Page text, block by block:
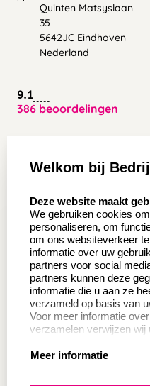
Quinten Matsyslaan
35
5642JC Eindhoven
Nederland
9.1
386 beoordelingen
Aanvraag op maat
Wederverkoper
worden
Sale
Betaling & Verzending
Productinformatie:
Instructie voor
Welkom bij
Deze website maakt
We gebruiken cookies
personaliseren, om
om ons websiteverkeer
informatie over uw
partners voor social
partners kunnen deze
informatie die u aan ze
verzameld op basis van
Voor meer informatie
verzamelen verwijzen wij
Meer informatie